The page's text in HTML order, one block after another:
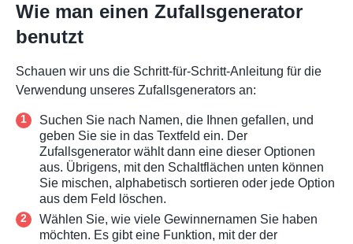
Wie man einen Zufallsgenerator
benutzt
Schauen wir uns die Schritt-für-Schritt-Anleitung für die
Verwendung unseres Zufallsgenerators an:
Suchen Sie nach Namen, die Ihnen gefallen, und
geben Sie sie in das Textfeld ein. Der
Zufallsgenerator wählt dann eine dieser Optionen
aus. Übrigens, mit den Schaltflächen unten können
Sie mischen, alphabetisch sortieren oder jede Option
aus dem Feld löschen.
Wählen Sie, wie viele Gewinnernamen Sie haben
möchten. Es gibt eine Funktion, mit der der